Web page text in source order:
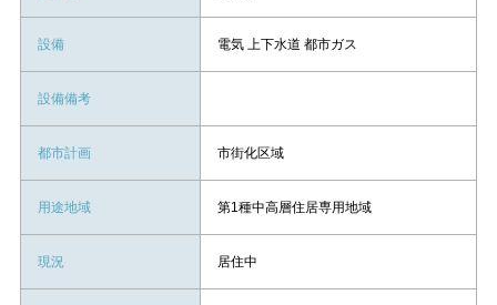
設備 電気 上下水道 都市ガス
設備備考
都市計画 市街化区域
用途地域 第1種中高層住居専用地域
現況 居住中